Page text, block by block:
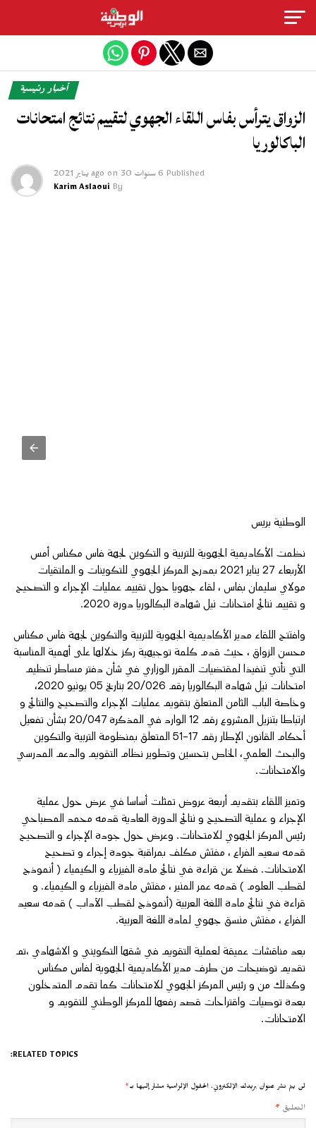
أخبار رئيسية
الزواق يترأس بفاس اللقاء الجهوي لتقييم نتائج امتحانات
الباكالوريا
Published 6 سنوات ago on 30 يناير 2021
By
Karim Aslaoui
الوطنية بريس
نظمت الأكاديمية الجهوية للتربية و التكوين لجهة فاس مكناس أمس
الأربعاء 27 يناير 2021 بمدرج المركز الجهوي للتكوينات و الملتقيات
مولاي سليمان بفاس ، لقاء جهويا حول تقييم عمليات الإجراء و التصحيح
و تقييم نتائج امتحانات نيل شهادة البكالوريا دورة 2020.
وافتتح اللقاء مدير الأكاديمية الجهوية للتربية والتكوين لجهة فاس مكناس
محسن الزواق ، حيث قدم كلمة توجيهية ركز خلالها على أهمية المناسبة
التي تأتي تنفيذا لمقتضيات المقرر الوزاري في شأن دفتر مساطر تنظيم
امتحانات نيل شهادة البكالوريا رقم 20/026 بتاريخ 05 يونيو 2020،
وخاصة الباب الثامن المتعلق بتقويم عمليات الإجراء والتصحيح والنتائج و
ارتباطا بتنزيل المشروع رقم 12 الوارد في المذكرة 20/047 بشأن تفعيل
أحكام القانون الإطار رقم 17-51 المتعلق بمنظومة التربية والتكوين
والبحث العلمي، الخاص بتحسين وتطوير نظام التقويم والدعم المدرسي
والامتحانات.
وتميز اللقاء بتقديم أربعة عروض تمثلت أساسا في عرض حول عملية
الإجراء و عملية التصحيح و نتائج الدورة العادية قدمه محمد المصباحي
رئيس المركز الجهوي للامتحانات. وعرض حول جودة الإجراء و التصحيح
قدمه سعيد الفراع ، مفتش مكلف بمراقبة جودة إجراء و تصحيح
الامتحانات. فضلا عن قراءة في نتائج مادة الفيزياء و الكيمياء ( أنموذج
لقطب العلوم ) قدمه عمر المنير ، مفتش مادة الفيزياء و الكيمياء. و
قراءة في نتائج مادة اللغة العربية (أنموذج لقطب الآداب ) قدمه سعيد
الفراع ، مفتش منسق جهوي لمادة اللغة العربية.
بعد مناقشات عميقة لعملية التقويم في شقها التكويني و الاشهادي ،تم
تقديم توضيحات من طرف مدير الأكاديمية الجهوية لفاس مكناس
وكذلك من و رئيس المركز الجهوي للامتحانات كما تقدم المتدخلون
بعدة توصيات واقتراحات قصد رفعها للمركز الوطني للتقويم و
الامتحانات.
RELATED TOPICS:
لن يتم نشر عنوان بريدك الإلكتروني. الحقول الإلزامية مشار إليها بـ*
التعليق *
Exit mobile version